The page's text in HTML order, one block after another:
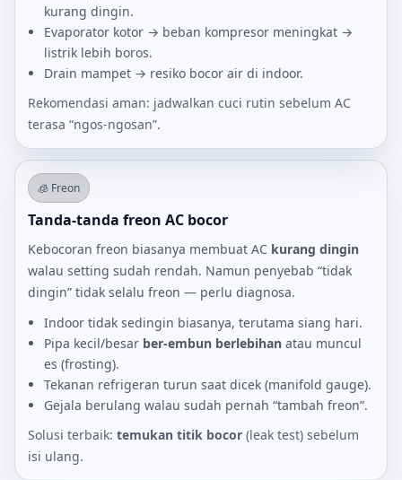
kurang dingin.
Evaporator kotor → beban kompresor meningkat →
listrik lebih boros.
Drain mampet → resiko bocor air di indoor.
Rekomendasi aman: jadwalkan cuci rutin sebelum AC
terasa “ngos-ngosan”.
🧊 Freon
Tanda-tanda freon AC bocor
Kebocoran freon biasanya membuat AC kurang dingin
walau setting sudah rendah. Namun penyebab “tidak
dingin” tidak selalu freon — perlu diagnosa.
Indoor tidak sedingin biasanya, terutama siang hari.
Pipa kecil/besar ber-embun berlebihan atau muncul
es (frosting).
Tekanan refrigeran turun saat dicek (manifold gauge).
Gejala berulang walau sudah pernah “tambah freon”.
Solusi terbaik: temukan titik bocor (leak test) sebelum
isi ulang.